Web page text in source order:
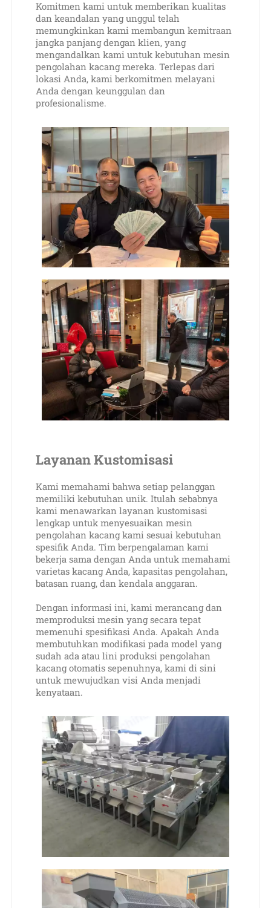
Komitmen kami untuk memberikan kualitas
dan keandalan yang unggul telah
memungkinkan kami membangun kemitraan
jangka panjang dengan klien, yang
mengandalkan kami untuk kebutuhan mesin
pengolahan kacang mereka. Terlepas dari
lokasi Anda, kami berkomitmen melayani
Anda dengan keunggulan dan
profesionalisme.
Layanan Kustomisasi
Kami memahami bahwa setiap pelanggan
memiliki kebutuhan unik. Itulah sebabnya
kami menawarkan layanan kustomisasi
lengkap untuk menyesuaikan mesin
pengolahan kacang kami sesuai kebutuhan
spesifik Anda. Tim berpengalaman kami
bekerja sama dengan Anda untuk memahami
varietas kacang Anda, kapasitas pengolahan,
batasan ruang, dan kendala anggaran.
Dengan informasi ini, kami merancang dan
memproduksi mesin yang secara tepat
memenuhi spesifikasi Anda. Apakah Anda
membutuhkan modifikasi pada model yang
sudah ada atau lini produksi pengolahan
kacang otomatis sepenuhnya, kami di sini
untuk mewujudkan visi Anda menjadi
kenyataan.